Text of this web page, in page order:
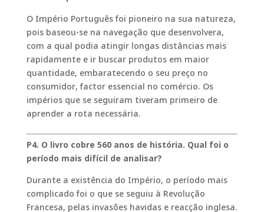
O Império Português foi pioneiro na sua natureza,
pois baseou-se na navegação que desenvolvera,
com a qual podia atingir longas distâncias mais
rapidamente e ir buscar produtos em maior
quantidade, embaratecendo o seu preço no
consumidor, factor essencial no comércio. Os
impérios que se seguiram tiveram primeiro de
aprender a rota necessária.
P4. O livro cobre 560 anos de história. Qual foi o
período mais difícil de analisar?
Durante a existência do Império, o período mais
complicado foi o que se seguiu à Revolução
Francesa, pelas invasões havidas e reacção inglesa.